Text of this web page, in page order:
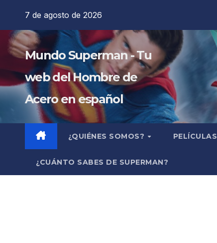
contenido
7 de agosto de 2026
Mundo Superman - Tu
web del Hombre de
Acero en español
¿QUIÉNES SOMOS? PELÍCULAS
¿CUÁNTO SABES DE SUPERMAN?